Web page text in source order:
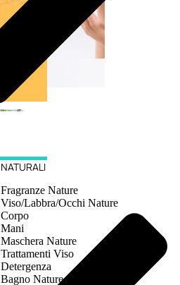
NATURALI
Fragranze Nature
Viso/Labbra/Occhi Nature
Corpo
Mani
Maschera Nature
Trattamenti Viso
Detergenza
Bagno Nature